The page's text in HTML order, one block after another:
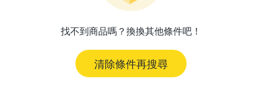
找不到商品嗎？換換其他條件吧！
清除條件再搜尋